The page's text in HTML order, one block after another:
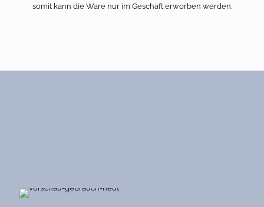
somit kann die Ware nur im Geschäft erworben werden.